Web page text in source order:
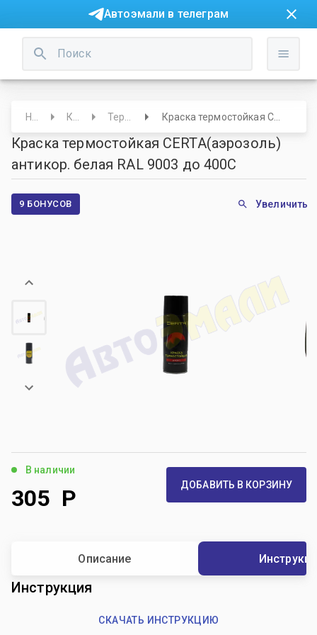
Автоэмали в телеграм
Краска термостойкая CERTA(аэрозоль)
антикор. белая RAL 9003 до 400С
9 БОНУСОВ Увеличить
В наличии
305 Р ДОБАВИТЬ В КОРЗИНУ
Описание
Инструкция
СКАЧАТЬ ИНСТРУКЦИЮ